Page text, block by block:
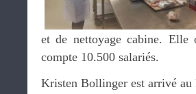
et de nettoyage cabine. Elle
compte 10.500 salariés.
Kristen Bollinger est arrivé au